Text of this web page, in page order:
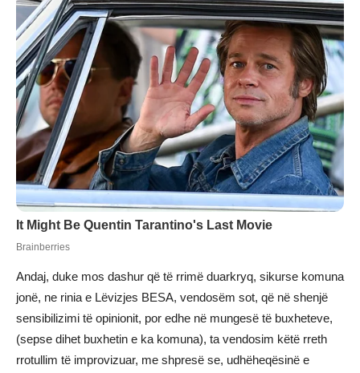
Andaj, duke mos dashur që të rrimë duarkryq, sikurse komuna
jonë, ne rinia e Lëvizjes BESA, vendosëm sot, që në shenjë
sensibilizimi të opinionit, por edhe në mungesë të buxheteve,
(sepse dihet buxhetin e ka komuna), ta vendosim këtë rreth
rrotullim të improvizuar, me shpresë se, udhëheqësinë e